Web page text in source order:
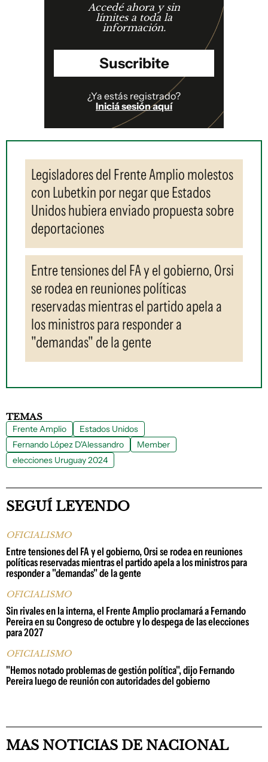
Accedé ahora y sin
límites a toda la
información.
Suscribite
¿Ya estás registrado?
Iniciá sesión aquí
Legisladores del Frente Amplio molestos
con Lubetkin por negar que Estados
Unidos hubiera enviado propuesta sobre
deportaciones
Entre tensiones del FA y el gobierno, Orsi
se rodea en reuniones políticas
reservadas mientras el partido apela a
los ministros para responder a
"demandas" de la gente
TEMAS
Frente Amplio
Estados Unidos
Fernando López D'Alessandro
Member
elecciones Uruguay 2024
SEGUÍ LEYENDO
OFICIALISMO
Entre tensiones del FA y el gobierno, Orsi se rodea en reuniones
políticas reservadas mientras el partido apela a los ministros para
responder a "demandas" de la gente
OFICIALISMO
Sin rivales en la interna, el Frente Amplio proclamará a Fernando
Pereira en su Congreso de octubre y lo despega de las elecciones
para 2027
OFICIALISMO
"Hemos notado problemas de gestión política", dijo Fernando
Pereira luego de reunión con autoridades del gobierno
MAS NOTICIAS DE NACIONAL